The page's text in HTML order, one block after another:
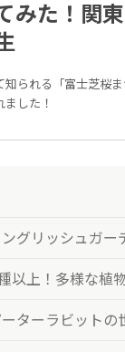
みた！関
知られる「富士芝桜
ました！
グリッシュガー
以上！多様な植
ターラビットの